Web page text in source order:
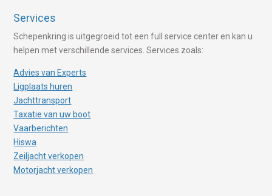
Services
Schepenkring is uitgegroeid tot een full service center en kan u
helpen met verschillende services. Services zoals:
Advies van Experts
Ligplaats huren
Jachttransport
Taxatie van uw boot
Vaarberichten
Hiswa
Zeiljacht verkopen
Motorjacht verkopen